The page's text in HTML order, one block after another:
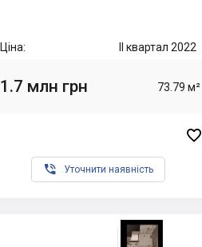
Ціна: II квартал 2022
1.7 млн грн 73.79 м²

 Уточнити наявність